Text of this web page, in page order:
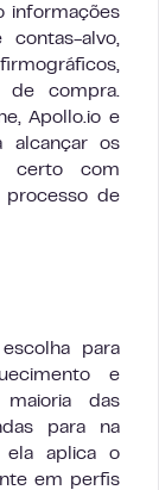
informações
alvo,
de compra.
Apollo.io e
alcançar os
certo com
processo de
para
e
das
para na
ela aplica o
em perfis